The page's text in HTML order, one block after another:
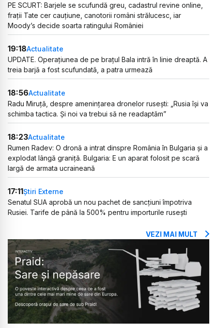
PE SCURT: Barjele se scufundă greu, cadastrul revine online,
frații Tate cer cauțiune, canotorii români strălucesc, iar
Moody’s decide soarta ratingului României
19:18Actualitate
UPDATE. Operațiunea de pe brațul Bala intră în linie dreaptă. A
treia barjă a fost scufundată, a patra urmează
18:56Actualitate
Radu Miruță, despre amenințarea dronelor rusești: „Rusia își va
schimba tactica. Și noi va trebui să ne readaptăm”
18:23Actualitate
Rumen Radev: O dronă a intrat dinspre România în Bulgaria și a
explodat lângă graniță. Bulgaria: E un aparat folosit pe scară
largă de armata ucraineană
17:11Știri Externe
Senatul SUA aprobă un nou pachet de sancțiuni împotriva
Rusiei. Tarife de până la 500% pentru importurile rusești
VEZI MAI MULT